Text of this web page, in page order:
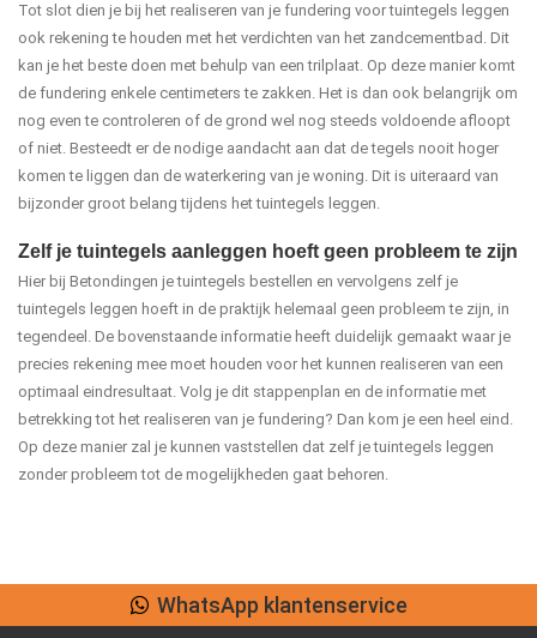
Tot slot dien je bij het realiseren van je fundering voor tuintegels leggen
ook rekening te houden met het verdichten van het zandcementbad. Dit
kan je het beste doen met behulp van een trilplaat. Op deze manier komt
de fundering enkele centimeters te zakken. Het is dan ook belangrijk om
nog even te controleren of de grond wel nog steeds voldoende afloopt
of niet. Besteedt er de nodige aandacht aan dat de tegels nooit hoger
komen te liggen dan de waterkering van je woning. Dit is uiteraard van
bijzonder groot belang tijdens het tuintegels leggen.
Zelf je tuintegels aanleggen hoeft geen probleem te zijn
Hier bij Betondingen je tuintegels bestellen en vervolgens zelf je
tuintegels leggen hoeft in de praktijk helemaal geen probleem te zijn, in
tegendeel. De bovenstaande informatie heeft duidelijk gemaakt waar je
precies rekening mee moet houden voor het kunnen realiseren van een
optimaal eindresultaat. Volg je dit stappenplan en de informatie met
betrekking tot het realiseren van je fundering? Dan kom je een heel eind.
Op deze manier zal je kunnen vaststellen dat zelf je tuintegels leggen
zonder probleem tot de mogelijkheden gaat behoren.
WhatsApp klantenservice